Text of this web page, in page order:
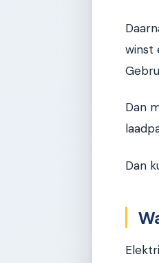
winst
Dan
Dan